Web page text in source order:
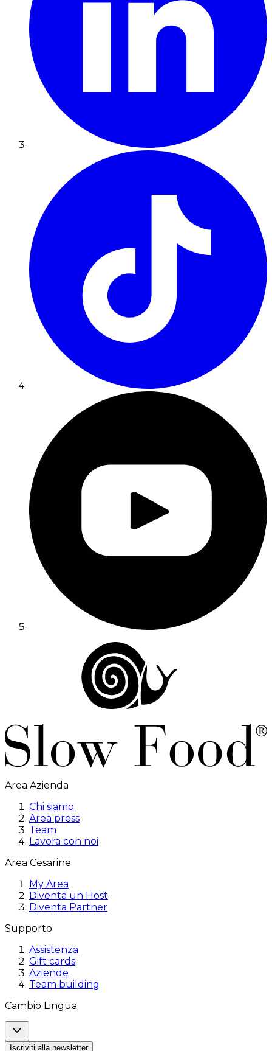
Area Azienda
Chi siamo
Area press
Team
Lavora con noi
Area Cesarine
My Area
Diventa un Host
Diventa Partner
Supporto
Assistenza
Gift cards
Aziende
Team building
Cambio Lingua
Iscriviti alla newsletter